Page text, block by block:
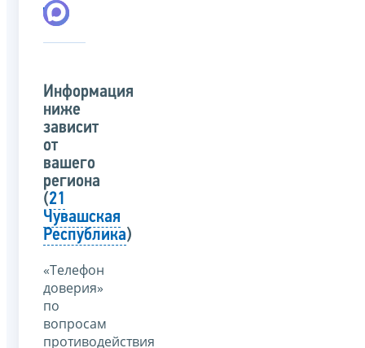
Информация
ниже
зависит
от
вашего
региона
(21
Чувашская
Республика)
«Телефон
доверия»
по
вопросам
противодействия